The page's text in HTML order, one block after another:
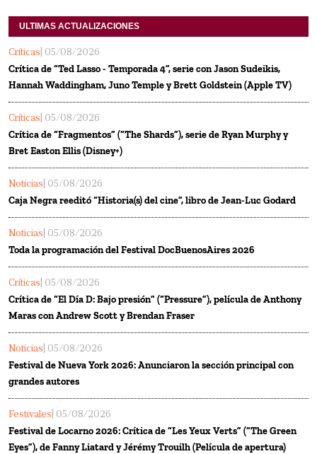
ULTIMAS ACTUALIZACIONES
Críticas | 05/08/2026
Crítica de “Ted Lasso - Temporada 4”, serie con Jason Sudeikis,
Hannah Waddingham, Juno Temple y Brett Goldstein (Apple TV)
Críticas | 05/08/2026
Crítica de “Fragmentos” (“The Shards”), serie de Ryan Murphy y
Bret Easton Ellis (Disney+)
Noticias | 05/08/2026
Caja Negra reeditó “Historia(s) del cine”, libro de Jean-Luc Godard
Noticias | 05/08/2026
Toda la programación del Festival DocBuenosAires 2026
Críticas | 05/08/2026
Crítica de “El Día D: Bajo presión” (“Pressure”), película de Anthony
Maras con Andrew Scott y Brendan Fraser
Noticias | 05/08/2026
Festival de Nueva York 2026: Anunciaron la sección principal con
grandes autores
Festivales | 05/08/2026
Festival de Locarno 2026: Crítica de “Les Yeux Verts” (“The Green
Eyes”), de Fanny Liatard y Jérémy Trouilh (Película de apertura)